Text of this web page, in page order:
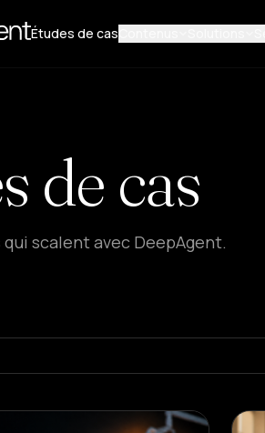
Études de cas
de cas
scalent avec DeepAgent.